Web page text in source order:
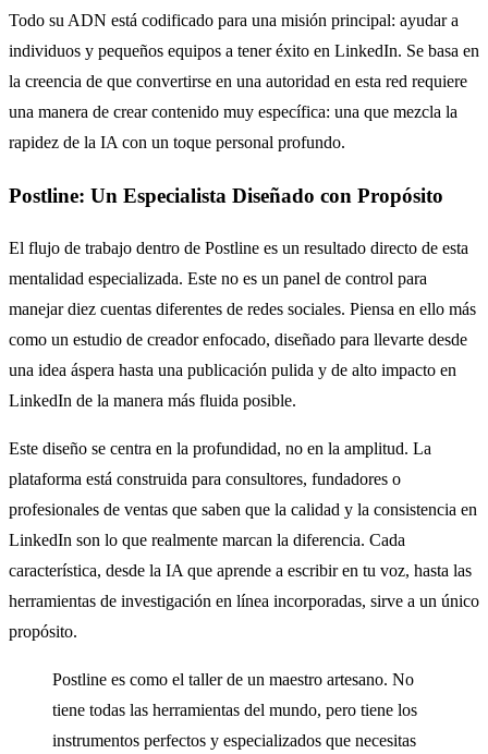
Todo su ADN está codificado para una misión principal: ayudar a
individuos y pequeños equipos a tener éxito en LinkedIn. Se basa en
la creencia de que convertirse en una autoridad en esta red requiere
una manera de crear contenido muy específica: una que mezcla la
rapidez de la IA con un toque personal profundo.
Postline: Un Especialista Diseñado con Propósito
El flujo de trabajo dentro de Postline es un resultado directo de esta
mentalidad especializada. Este no es un panel de control para
manejar diez cuentas diferentes de redes sociales. Piensa en ello más
como un estudio de creador enfocado, diseñado para llevarte desde
una idea áspera hasta una publicación pulida y de alto impacto en
LinkedIn de la manera más fluida posible.
Este diseño se centra en la profundidad, no en la amplitud. La
plataforma está construida para consultores, fundadores o
profesionales de ventas que saben que la calidad y la consistencia en
LinkedIn son lo que realmente marcan la diferencia. Cada
característica, desde la IA que aprende a escribir en tu voz, hasta las
herramientas de investigación en línea incorporadas, sirve a un único
propósito.
Postline es como el taller de un maestro artesano. No
tiene todas las herramientas del mundo, pero tiene los
instrumentos perfectos y especializados que necesitas